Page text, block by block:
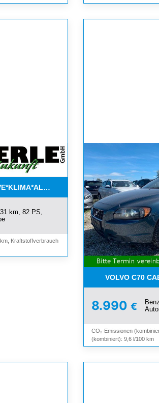
km, 82 PS,
Kraftstoffverbrauch
VOLVO C70
8.990 €
CO₂-Emissionen
(kombiniert): 9,6 l/100 km